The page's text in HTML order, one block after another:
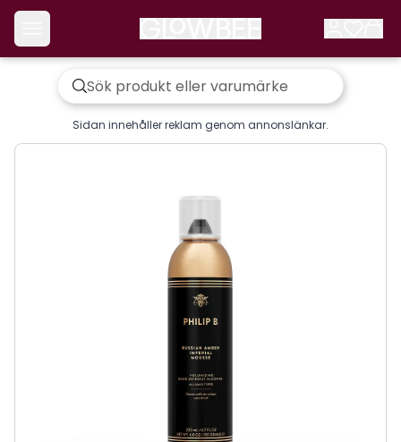
Sidan innehåller reklam genom annonslänkar.